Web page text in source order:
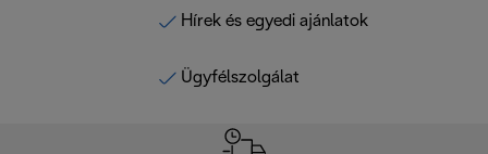
Hírek és egyedi ajánlatok
Ügyfélszolgálat